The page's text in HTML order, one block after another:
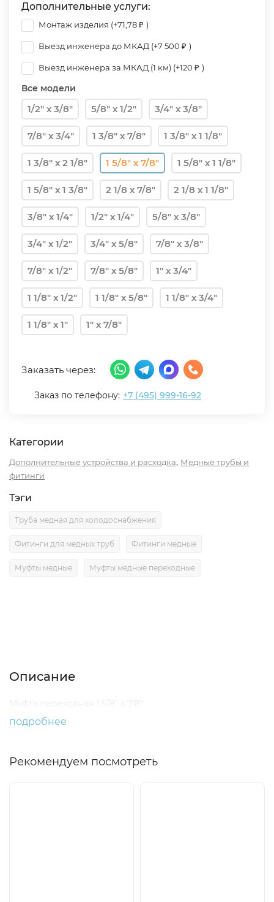
Дополнительные услуги:
Монтаж изделия (+71,78₽ )
Выезд инженера до МКАД (+7 500 ₽ )
Выезд инженера за МКАД (1 км) (+120 ₽ )
Все модели
1/2" х 3/8" 5/8" х 1/2" 3/4" х 3/8"
7/8" х 3/4" 1 3/8" х 7/8" 1 3/8" х 1 1/8"
1 3/8" х 2 1/8" 1 5/8" х 7/8" 1 5/8" х 1 1/8"
1 5/8" х 1 3/8" 2 1/8 х 7/8" 2 1/8 х 1 1/8"
3/8" х 1/4" 1/2" х 1/4" 5/8" х 3/8"
3/4" х 1/2" 3/4" х 5/8" 7/8" х 3/8"
7/8" х 1/2" 7/8" х 5/8" 1" х 3/4"
1 1/8" х 1/2" 1 1/8" х 5/8" 1 1/8" х 3/4"
1 1/8" х 1" 1" х 7/8"
Заказать через:
Заказ по телефону: +7 (495) 999-16-92
Категории
Дополнительные устройства и расходка, Медные трубы и
фитинги
Тэги
Труба медная для холодоснабжения
Фитинги для медных труб Фитинги медные
Муфты медные Муфты медные переходные
Описание
Муфта переходная 1 5/8" х 7/8"
подробнее
Рекомендуем посмотреть